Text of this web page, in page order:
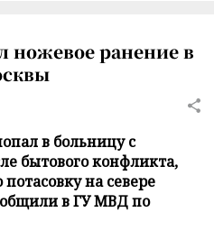
ножевое ранение в
в больницу с
бытового конфликта,
на севере
в ГУ МВД по